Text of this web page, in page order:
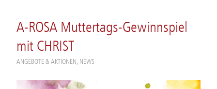
A-ROSA Muttertags-Gewinnspiel
mit CHRIST
ANGEBOTE & AKTIONEN , NEWS